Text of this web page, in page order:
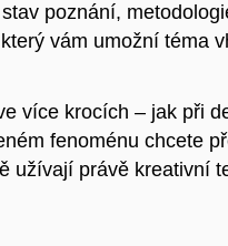
poznání,
vám umožní téma
více krocích – jak při
fenoménu chcete
užívají právě kreativní